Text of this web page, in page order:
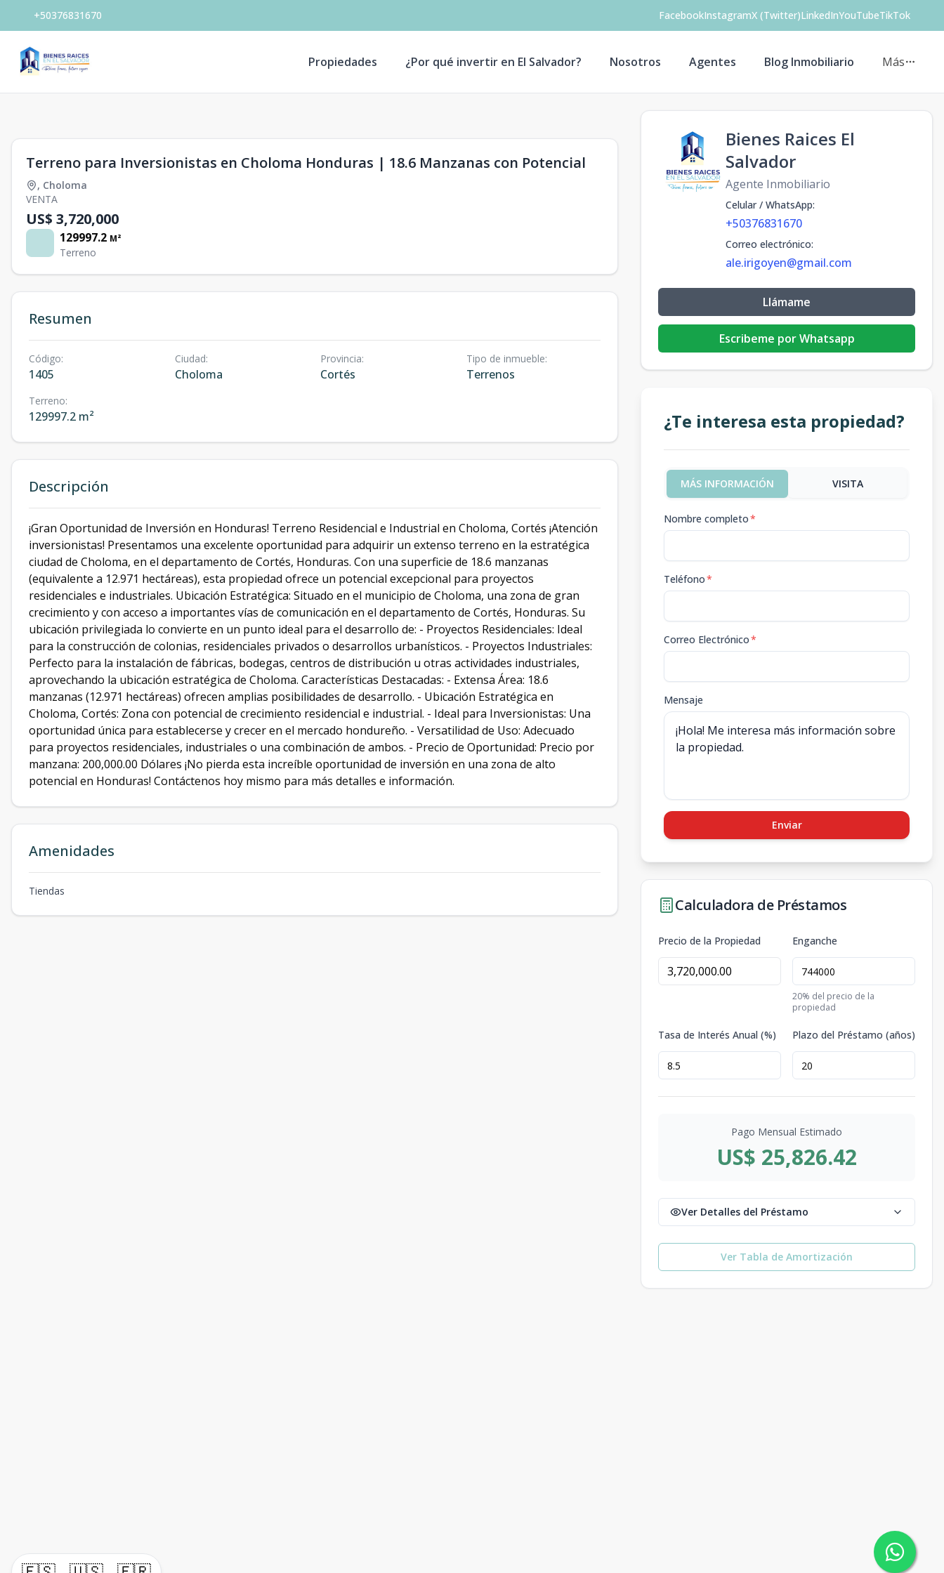
+50376831670 FacebookInstagramX (Twitter)LinkedInYouTubeTikTok
Propiedades ¿Por qué invertir en El Salvador? Nosotros Agentes Blog Inmobiliario Más
Terreno para Inversionistas en Choloma Honduras | 18.6 Manzanas con Potencial
, Choloma
VENTA
US$ 3,720,000
129997.2 M²
Terreno
Resumen
Código:
1405
Ciudad:
Choloma
Provincia:
Cortés
Tipo de inmueble:
Terrenos
Terreno:
129997.2 m²
Descripción
¡Gran Oportunidad de Inversión en Honduras! Terreno Residencial e Industrial en Choloma, Cortés ¡Atención
inversionistas! Presentamos una excelente oportunidad para adquirir un extenso terreno en la estratégica
ciudad de Choloma, en el departamento de Cortés, Honduras. Con una superficie de 18.6 manzanas
(equivalente a 12.971 hectáreas), esta propiedad ofrece un potencial excepcional para proyectos
residenciales e industriales. Ubicación Estratégica: Situado en el municipio de Choloma, una zona de gran
crecimiento y con acceso a importantes vías de comunicación en el departamento de Cortés, Honduras. Su
ubicación privilegiada lo convierte en un punto ideal para el desarrollo de: - Proyectos Residenciales: Ideal
para la construcción de colonias, residenciales privados o desarrollos urbanísticos. - Proyectos Industriales:
Perfecto para la instalación de fábricas, bodegas, centros de distribución u otras actividades industriales,
aprovechando la ubicación estratégica de Choloma. Características Destacadas: - Extensa Área: 18.6
manzanas (12.971 hectáreas) ofrecen amplias posibilidades de desarrollo. - Ubicación Estratégica en
Choloma, Cortés: Zona con potencial de crecimiento residencial e industrial. - Ideal para Inversionistas: Una
oportunidad única para establecerse y crecer en el mercado hondureño. - Versatilidad de Uso: Adecuado
para proyectos residenciales, industriales o una combinación de ambos. - Precio de Oportunidad: Precio por
manzana: 200,000.00 Dólares ¡No pierda esta increíble oportunidad de inversión en una zona de alto
potencial en Honduras! Contáctenos hoy mismo para más detalles e información.
Amenidades
Tiendas
Bienes Raices El
Salvador
Agente Inmobiliario
Celular / WhatsApp:
+50376831670
Correo electrónico:
ale.irigoyen@gmail.com
Llámame
Escribeme por Whatsapp
¿Te interesa esta propiedad?
MÁS INFORMACIÓN VISITA
Nombre completo*
Teléfono*
Correo Electrónico*
Mensaje
Enviar
Calculadora de Préstamos
Precio de la Propiedad Enganche
20% del precio de la
propiedad
Tasa de Interés Anual (%) Plazo del Préstamo (años)
Pago Mensual Estimado
US$ 25,826.42
Ver Detalles del Préstamo
Ver Tabla de Amortización